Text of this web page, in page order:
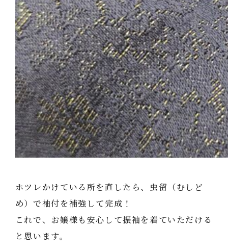
ホツレかけている所を直したら、虫留（むしど
め）で袖付を補強して完成！
これで、お嬢様も安心して振袖を着ていただける
と思います。